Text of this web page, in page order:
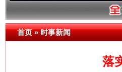
首页»时事新闻
落